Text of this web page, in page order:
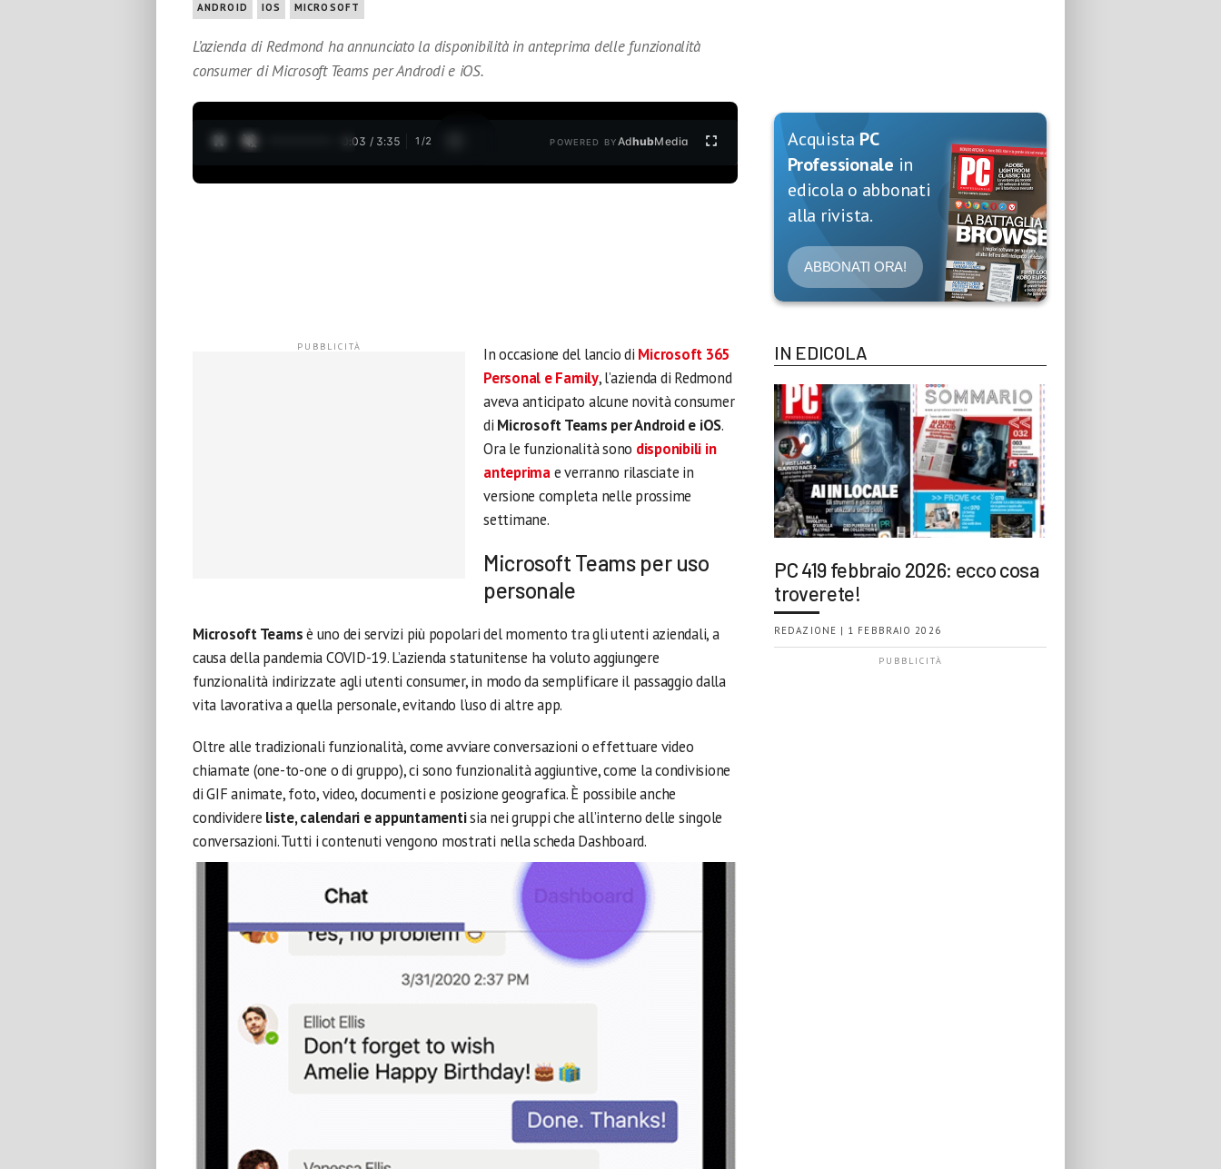
ANDROID IOS MICROSOFT
L’azienda di Redmond ha annunciato la disponibilità in anteprima delle funzionalità
consumer di Microsoft Teams per Androdi e iOS.
0:05 / 3:35 1 /2 POWERED BYAdhubMedia
In occasione del lancio di Microsoft 365
Personal e Family, l’azienda di Redmond
aveva anticipato alcune novità consumer
di Microsoft Teams per Android e iOS.
Ora le funzionalità sono disponibili in
anteprimae verranno rilasciate in
versione completa nelle prossime
settimane.
Microsoft Teams per uso
personale
Microsoft Teamsè uno dei servizi più popolari del momento tra gli utenti aziendali, a
causa della pandemia COVID-19. L’azienda statunitense ha voluto aggiungere
funzionalità indirizzate agli utenti consumer, in modo da semplificare il passaggio dalla
vita lavorativa a quella personale, evitando l’uso di altre app.
Oltre alle tradizionali funzionalità, come avviare conversazioni o effettuare video
chiamate (one-to-one o di gruppo), ci sono funzionalità aggiuntive, come la condivisione
di GIF animate, foto, video, documenti e posizione geografica. È possibile anche
condividere liste, calendari e appuntamentisia nei gruppi che all’interno delle singole
conversazioni. Tutti i contenuti vengono mostrati nella scheda Dashboard.
Acquista PC
Professionale in
edicola o abbonati
alla rivista.
ABBONATI ORA!
IN EDICOLA
PC 419 febbraio 2026: ecco cosa
troverete!
REDAZIONE | 1 FEBBRAIO 2026